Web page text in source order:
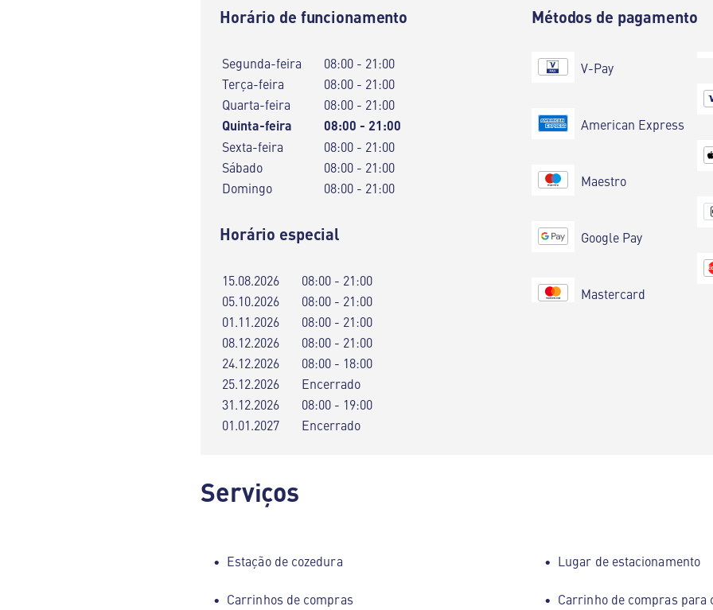
Horário de funcionamento
Segunda-feira
08:00 - 21:00
Terça-feira
08:00 - 21:00
Quarta-feira
08:00 - 21:00
Quinta-feira 08:00 - 21:00
Sexta-feira
08:00 - 21:00
Sábado
08:00 - 21:00
Domingo
08:00 - 21:00
Horário especial
15.08.2026
08:00 - 21:00
05.10.2026
08:00 - 21:00
01.11.2026
08:00 - 21:00
08.12.2026
08:00 - 21:00
24.12.2026
08:00 - 18:00
25.12.2026
Encerrado
31.12.2026
08:00 - 19:00
01.01.2027
Encerrado
Métodos de pagamento
V-Pay
American Express
Maestro
Google Pay
Mastercard
Serviços
Estação de cozedura Lugar de estacionamento
Carrinhos de compras Carrinho de compras para